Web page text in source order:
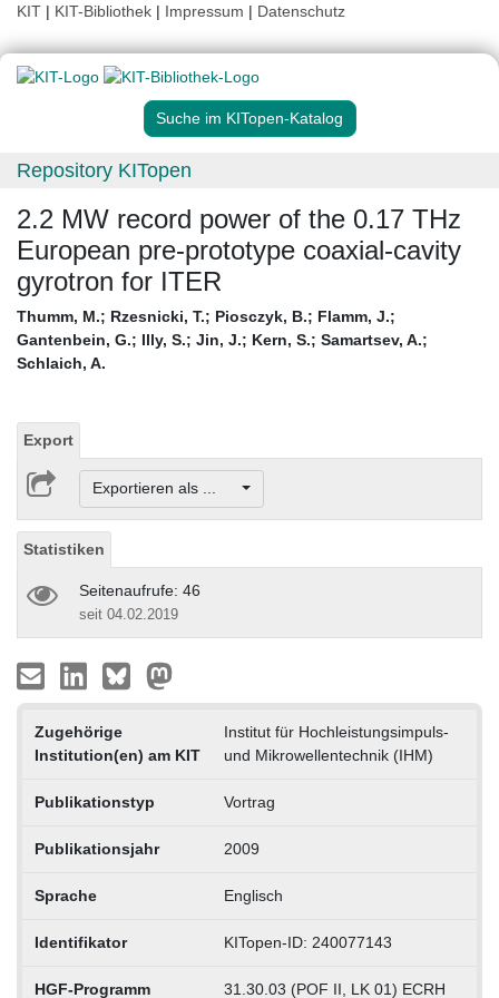
KIT | KIT-Bibliothek | Impressum | Datenschutz
Suche im KITopen-Katalog
Repository KITopen
2.2 MW record power of the 0.17 THz
European pre-prototype coaxial-cavity
gyrotron for ITER
Thumm, M.; Rzesnicki, T.; Piosczyk, B.; Flamm, J.;
Gantenbein, G.; Illy, S.; Jin, J.; Kern, S.; Samartsev, A.;
Schlaich, A.
Export
Exportieren als ...
Statistiken
Seitenaufrufe: 46
seit 04.02.2019
Zugehörige
Institution(en) am KIT
Institut für Hochleistungsimpuls-
und Mikrowellentechnik (IHM)
Publikationstyp Vortrag
Publikationsjahr 2009
Sprache Englisch
Identifikator KITopen-ID: 240077143
HGF-Programm 31.30.03 (POF II, LK 01) ECRH